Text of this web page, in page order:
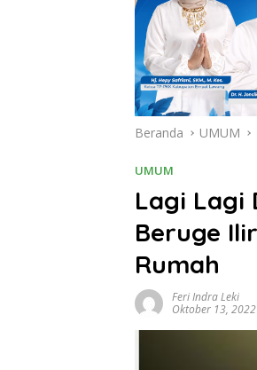
Beranda UMUM
UMUM
Lagi Lagi
Beruge
Rumah
Feri Indra Leki
Oktober 13, 2022